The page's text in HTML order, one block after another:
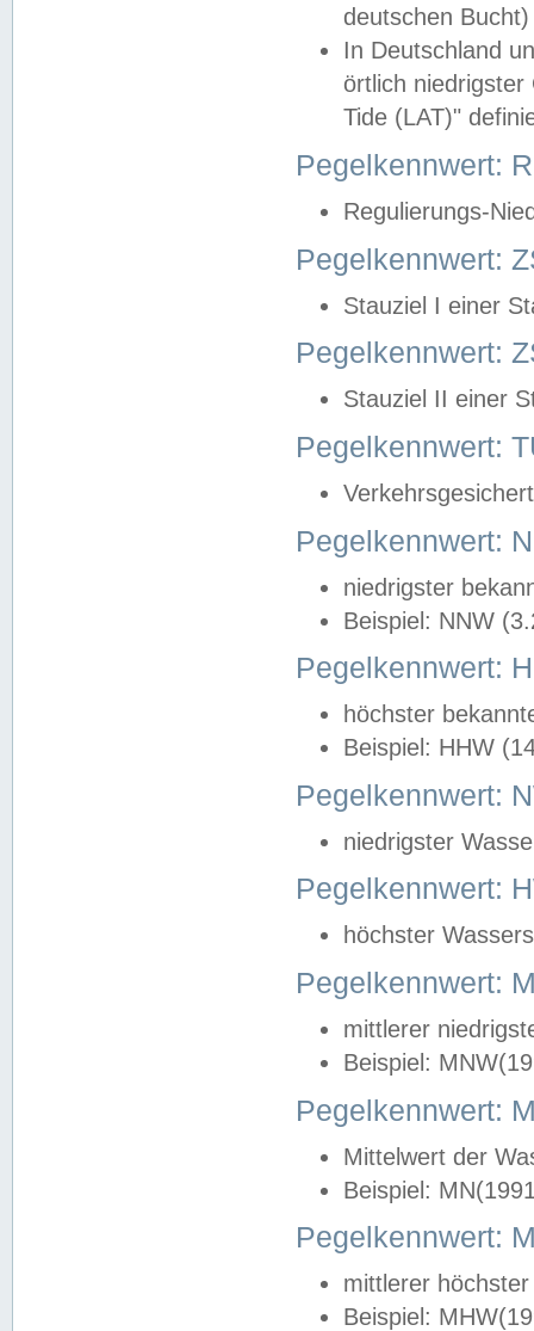
deutschen
In Deutschland
örtlich
Tide (LAT)"
Pegelkennwert:
Regulierungs-
Pegelkennwert:
Stauziel I einer
Pegelkennwert:
Stauziel II einer
Pegelkennwert:
Pegelkennwert:
niedrigster
Beispiel: NNW
Pegelkennwert:
höchster
Beispiel: HHW
Pegelkennwert:
niedrigster
Pegelkennwert:
höchster
Pegelkennwert:
mittlerer
Beispiel:
Pegelkennwert:
Mittelwert der
Beispiel:
Pegelkennwert:
mittlerer
Beispiel: